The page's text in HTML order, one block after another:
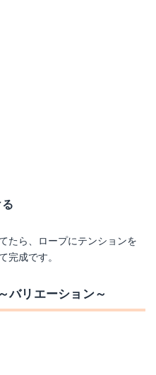
たら、ロープにテンションを
完成です。
バリエーション～